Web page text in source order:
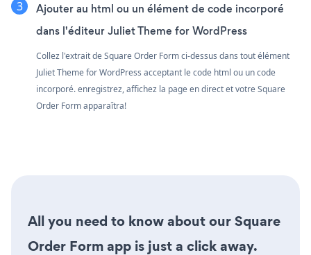
Ajouter au html ou un élément de code incorporé
dans l'éditeur Juliet Theme for WordPress
Collez l'extrait de Square Order Form ci-dessus dans tout élément
Juliet Theme for WordPress acceptant le code html ou un code
incorporé. enregistrez, affichez la page en direct et votre Square
Order Form apparaîtra!
All you need to know about our Square
Order Form app is just a click away.